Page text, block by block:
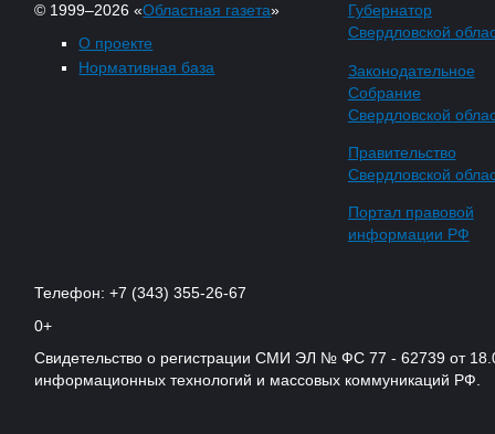
© 1999–2026 «Областная газета»
О проекте
Нормативная база
Губернатор
Свердловской
Законодательное
Собрание
Свердловской
Правительство
Свердловской
Портал правовой
информации РФ
Телефон: +7 (343) 355-26-67
0+
Свидетельство о регистрации СМИ ЭЛ № ФС 77 - 62739 от
информационных технологий и массовых коммуникаций РФ.